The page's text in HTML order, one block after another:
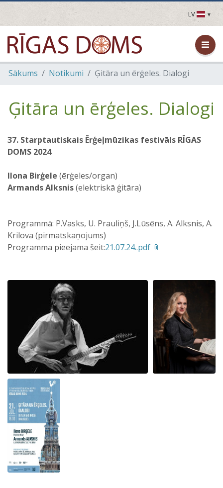
LV
LV
EN
DE
FR
FI
Sākums Notikumi Ģitāra un ērģeles. Dialogi
Ģitāra un ērģeles. Dialogi
37. Starptautiskais Ērģeļmūzikas festivāls RĪGAS
DOMS 2024
Ilona Birģele (ērģeles/organ)
Armands Alksnis(elektriskā ģitāra)
Programmā: P.Vasks, U. Prauliņš, J.Lūsēns, A. Alksnis, A.
Krilova (pirmatskaņojums)
Programma pieejama šeit:21.07.24..pdf